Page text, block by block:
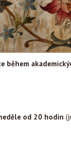
během
od 20 hodin